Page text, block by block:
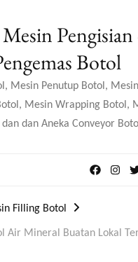
Pengisian
Botol
Mesin Penutup Botol,
Mesin Wrapping Botol,
dan Aneka Conveyor
Filling Botol
Air Mineral Buatan Lokal